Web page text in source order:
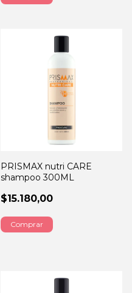
PRISMAX nutri CARE
shampoo 300ML
$15.180,00